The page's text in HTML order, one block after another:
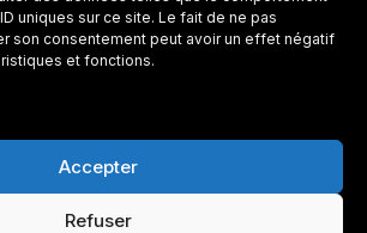
uniques sur ce site. Le fait de ne pas
son consentement peut avoir un effet négatif
et fonctions.
Accepter
Refuser